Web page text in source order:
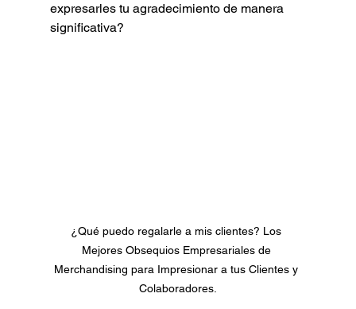
expresarles tu agradecimiento de manera
significativa?
¿Qué puedo regalarle a mis clientes? Los
Mejores Obsequios Empresariales de
Merchandising para Impresionar a tus Clientes y
Colaboradores.